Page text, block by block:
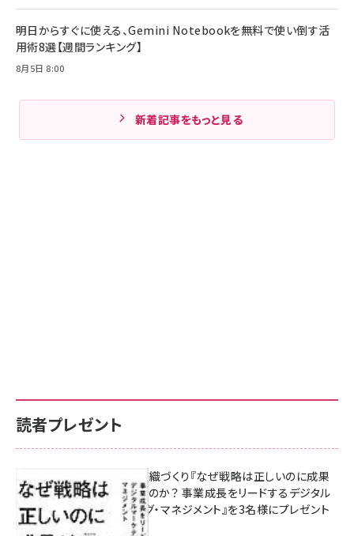
明日からすぐに使える、Gemini Notebookを無料で使い倒す活
用術8選【週間ランキング】
8月5日 8:00
新着記事をもっと見る
読者プレゼント
成果を生む組織づくり『なぜ戦略は正しいのに成果
があがらないのか？ 事業成長をリードするデジタル
マーケティング・マネジメント』を3名様にプレゼント
8月7日 10:00